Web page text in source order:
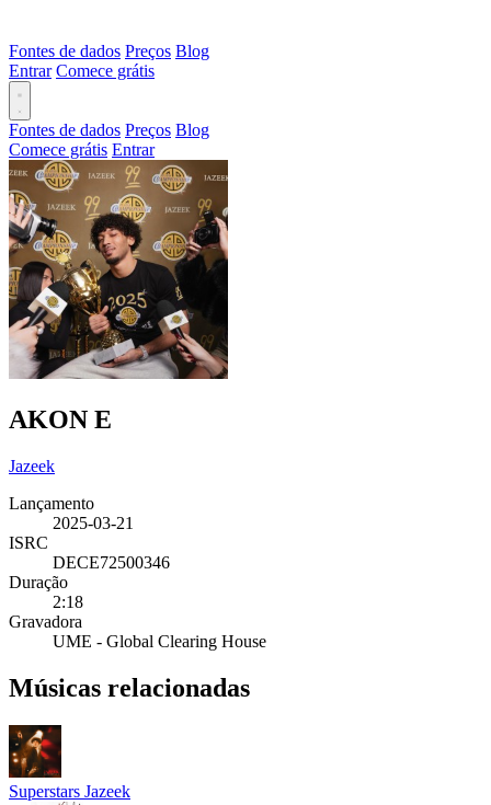
Fontes de dados Preços Blog
Entrar Comece grátis
Fontes de dados Preços Blog
Comece grátis Entrar
AKON E
Jazeek
Lançamento
2025-03-21
ISRC
DECE72500346
Duração
2:18
Gravadora
UME - Global Clearing House
Músicas relacionadas
Superstars Jazeek